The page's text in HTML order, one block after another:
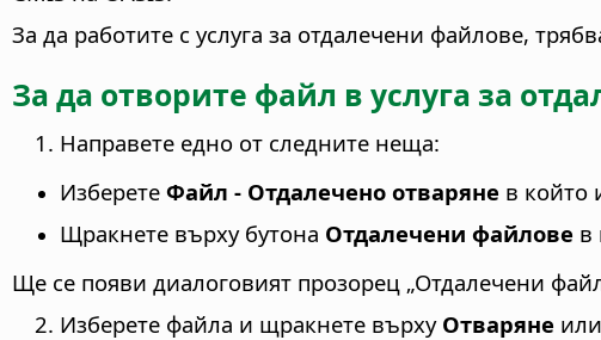
За да работите с услуга за отдалечени файлове,
За да отворите файл в услуга за
Направете едно от следните неща:
Изберете Файл - Отдалечено отваряне в който
Щракнете върху бутона Отдалечени файлове в
Ще се появи диалоговият прозорец „Отдалечени
Изберете файла и щракнете върху Отваряне